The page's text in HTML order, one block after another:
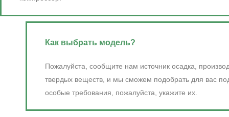
Как выбрать модель?
Пожалуйста, сообщите нам источник осадка,
твердых веществ, и мы сможем подобрать для вас
особые требования, пожалуйста, укажите их.